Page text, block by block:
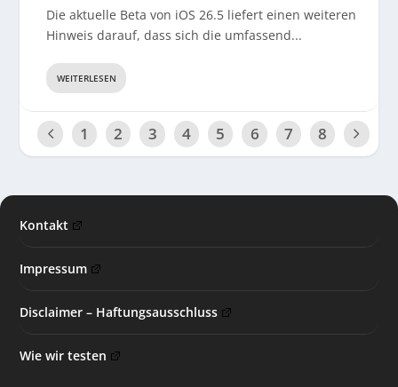
Die aktuelle Beta von iOS 26.5 liefert einen weiteren
Hinweis darauf, dass sich die umfassend...
WEITERLESEN
1 2 3 4 5 6 7 8
Kontakt
Impressum
Disclaimer – Haftungsausschluss
Wie wir testen